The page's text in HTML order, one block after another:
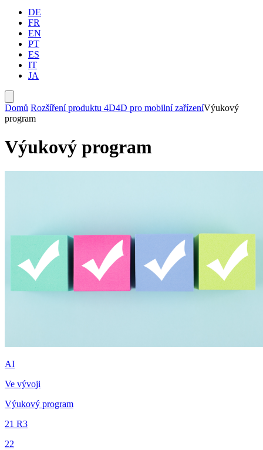
DE
FR
EN
PT
ES
IT
JA
Domů Rozšíření produktu 4D4D pro mobilní zařízeníVýukový
program
Výukový program
AI
Ve vývoji
Výukový program
21 R3
22